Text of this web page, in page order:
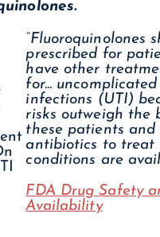
“Fluoroquinolones
prescribed for
have other
for...
infections (UTI)
risks outweigh the
these patients and
antibiotics to treat
conditions are
FDA Drug Safety
Availability